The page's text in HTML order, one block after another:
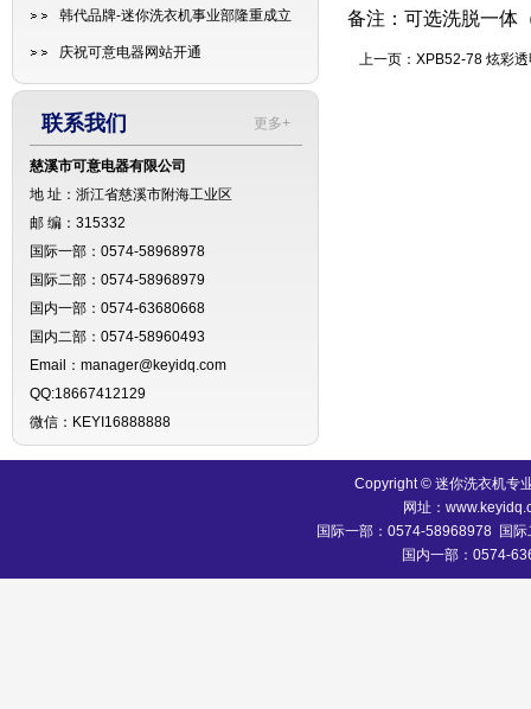
韩代品牌-迷你洗衣机事业部隆重成立
庆祝可意电器网站开通
更多+
联系我们
慈溪市可意电器有限公司
地 址：浙江省慈溪市附海工业区
邮 编：315332
国际一部：0574-58968978
国际二部：0574-58968979
国内一部：0574-63680668
国内二部：0574-58960493
Email：manager@keyidq.com
QQ:18667412129
微信：KEYI16888888
备注：可选洗脱一体
上一页： XPB52-78 炫彩透
Copyright © 迷你洗衣机专
网址：
国际一部：0574-58968978 国
国内一部：0574-